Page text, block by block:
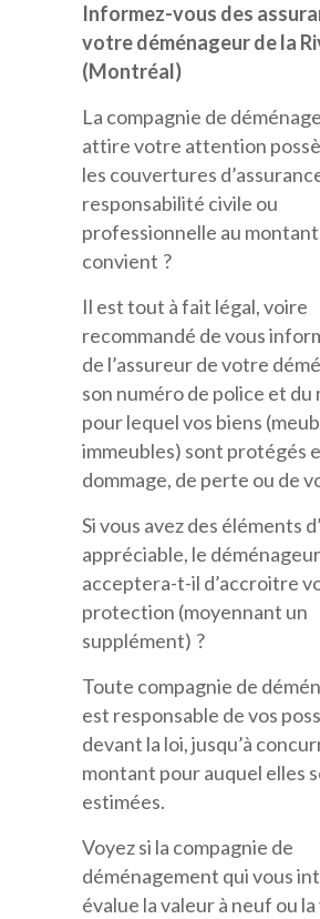
Informez-vous des
votre déménageur de la
(Montréal)
La compagnie de
attire votre attention
les couvertures
responsabilité civile ou
professionnelle au
convient ?
Il est tout à fait légal, voire
recommandé de vous
de l’assureur de votre
son numéro de police et du
pour lequel vos biens
immeubles) sont protégés
dommage, de perte ou de
Si vous avez des éléments
appréciable, le déménageur
acceptera-t-il d’accroitre
protection (moyennant un
supplément) ?
Toute compagnie de
est responsable de vos
devant la loi, jusqu’à
montant pour auquel elles
estimées.
Voyez si la compagnie de
déménagement qui vous
évalue la valeur à neuf ou